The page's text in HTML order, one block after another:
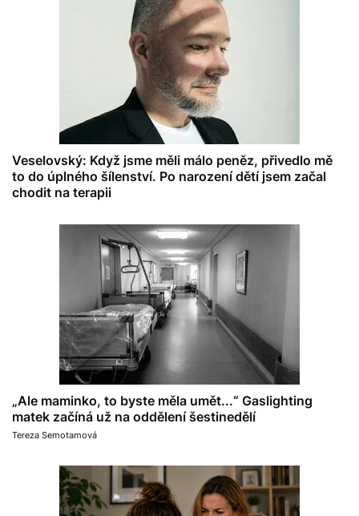
Veselovský: Když jsme měli málo peněz, přivedlo mě
to do úplného šílenství. Po narození dětí jsem začal
chodit na terapii
„Ale maminko, to byste měla umět...“ Gaslighting
matek začíná už na oddělení šestinedělí
Tereza Semotamová